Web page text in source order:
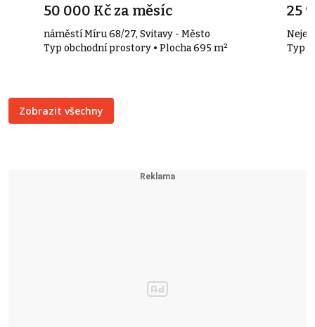
50 000 Kč za měsíc
náměstí Míru 68/27, Svitavy - Město
Typ obchodní prostory • Plocha 695 m²
25
Typ
Zobrazit všechny